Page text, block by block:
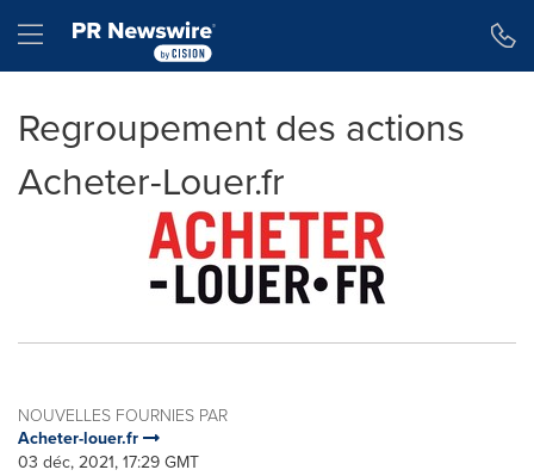
Hamburger menu
Regroupement des actions
Acheter-Louer.fr
NOUVELLES FOURNIES PAR
Acheter-louer.fr
03 déc, 2021, 17:29 GMT